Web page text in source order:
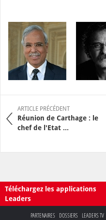
ARTICLE PRÉCÉDENT
Réunion de Carthage : le
chef de l'Etat ...
Téléchargez les applications
Leaders
PARTENAIRES DOSSIERS LEADERS TV